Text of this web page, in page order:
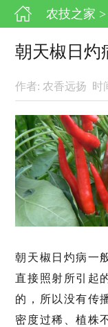
农技之家
朝天椒日灼
作者: 农香远扬 时
朝天椒日灼病一
直接照射所引起
的，所以没有传
密度过稀、植株